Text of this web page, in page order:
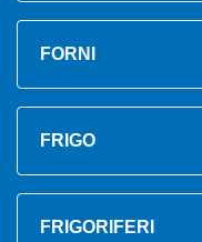
FORNI
FRIGO
FRIGORIFERI